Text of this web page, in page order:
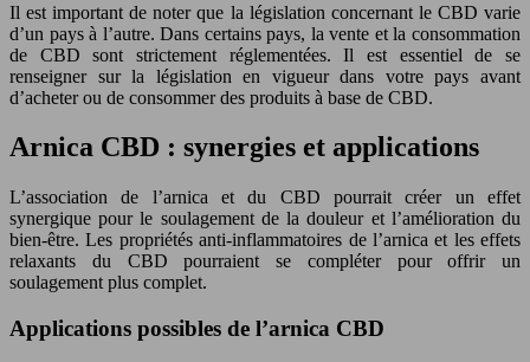
Il est important de noter que la législation concernant le CBD varie
d’un pays à l’autre. Dans certains pays, la vente et la consommation
de CBD sont strictement réglementées. Il est essentiel de se
renseigner sur la législation en vigueur dans votre pays avant
d’acheter ou de consommer des produits à base de CBD.
Arnica CBD : synergies et applications
L’association de l’arnica et du CBD pourrait créer un effet
synergique pour le soulagement de la douleur et l’amélioration du
bien-être. Les propriétés anti-inflammatoires de l’arnica et les effets
relaxants du CBD pourraient se compléter pour offrir un
soulagement plus complet.
Applications possibles de l’arnica CBD